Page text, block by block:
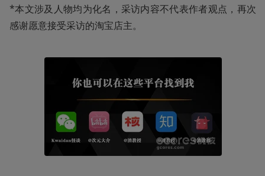
*本文涉及人物均为化名，采访内容不代表作者观点，再次
感谢愿意接受采访的淘宝店主。